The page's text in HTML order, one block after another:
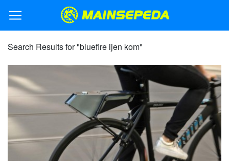
Search Results for "bluefire ijen kom"